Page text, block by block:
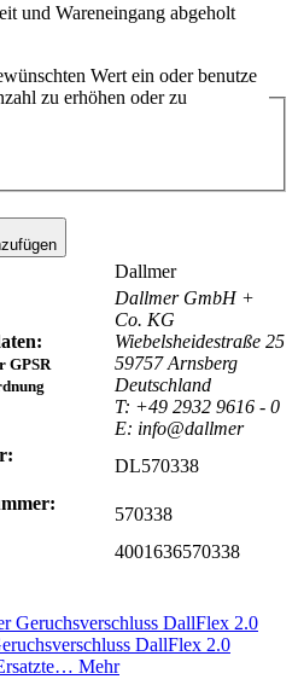
und Wareneingang abgeholt
Wert ein oder benutze
zu erhöhen oder zu
Dallmer
GPSR
Dallmer GmbH +
Co. KG
Wiebelsheidestraße 25
59757 Arnsberg
Deutschland
T: +49 2932 9616 - 0
E: info@dallmer
DL570338
570338
4001636570338
Geruchsverschluss DallFlex 2.0
DallFlex 2.0
Mehr